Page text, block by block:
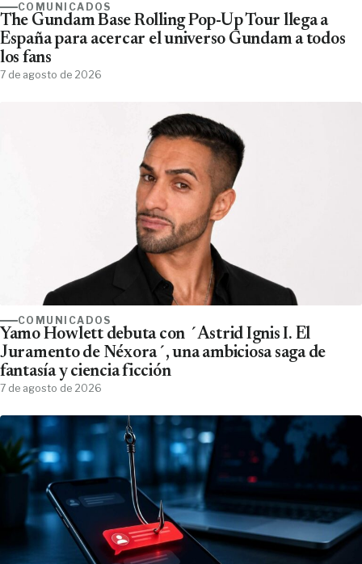
COMUNICADOS
The Gundam Base Rolling Pop-Up Tour llega a
España para acercar el universo Gundam a todos
los fans
7 de agosto de 2026
COMUNICADOS
Yamo Howlett debuta con ´Astrid Ignis I. El
Juramento de Néxora´, una ambiciosa saga de
fantasía y ciencia ficción
7 de agosto de 2026